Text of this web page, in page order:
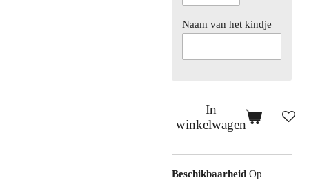
Naam van het kindje
In
winkelwagen
Beschikbaarheid Op